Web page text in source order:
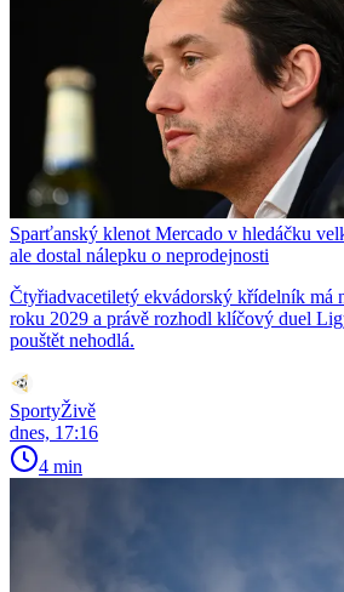
Sparťanský klenot Mercado v hledáčku
ale dostal nálepku o neprodejnosti
Čtyřiadvacetiletý ekvádorský křídelník má
roku 2029 a právě rozhodl klíčový duel
pouštět nehodlá.
SportyŽivě
dnes, 17:16
4 min